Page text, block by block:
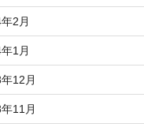
2月
1月
12月
11月